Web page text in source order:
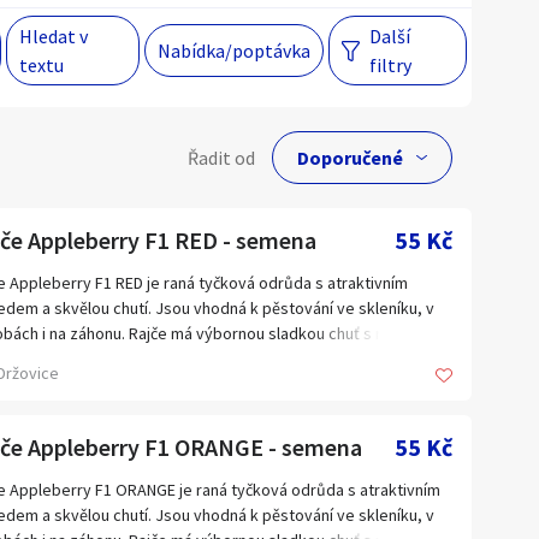
cena
Hlavní město Praha
Liberecký kraj
Olomoucký kraj
Plzeňský kraj
Hledat v
textu
Nabídka/poptávka
Další
filtry
Řadit od
Appleberry F1 RED - semena 55 Kč
Appleberry F1 RED je raná tyčková odrůda s atraktivním
a skvělou chutí. Jsou vhodná k pěstování ve skleníku, v
i na záhonu. Rajče má výbornou sladkou chuť s malým
Plody na rostlině visí v krásných dlouhých hroznech. Vijany
až 30 plodů. Přináší vysokou úrodu na malé ploše pěstování.
obsahují vitamín B1, B2, B6, C, E, provitamín A a mnoho
látek, také mají nízký obsah kalorií. Cherry rajčata jsou
do čerstvých zeleninových salátů, na přízdobu pokrmů i k
Appleberry F1 ORANGE - semena 55 Kč
Appleberry F1 ORANGE je raná tyčková odrůda s atraktivním
a skvělou chutí. Jsou vhodná k pěstování ve skleníku, v
Hlavní město Praha
Večer
s personalizací nabídek, zasíláním
materiálů a upozornění.